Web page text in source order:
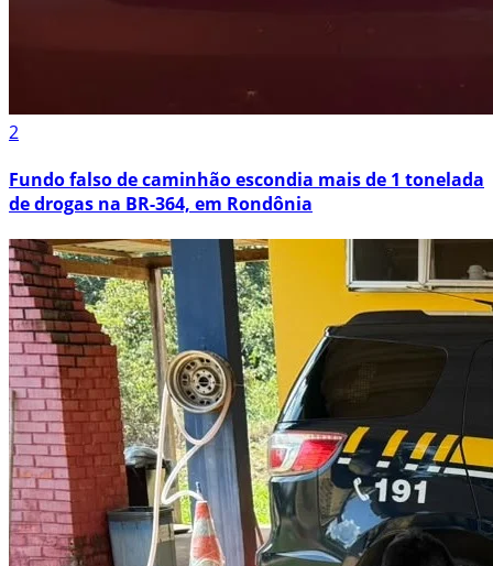
2
Fundo falso de caminhão escondia mais de 1 tonelada
de drogas na BR-364, em Rondônia